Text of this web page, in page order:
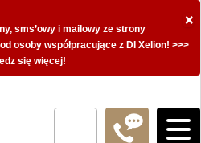
×
sms’owy i mailowy ze strony
osoby współpracujące z DI Xelion! >>>
się więcej!